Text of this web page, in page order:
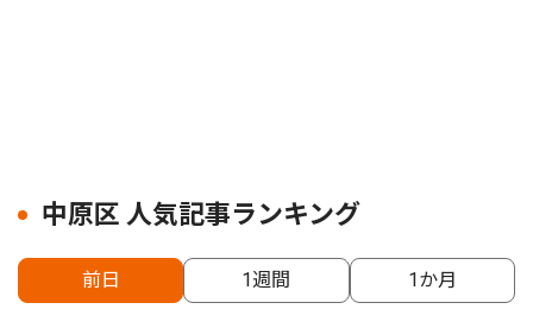
中原区 人気記事ランキング
前日 1週間 1か月